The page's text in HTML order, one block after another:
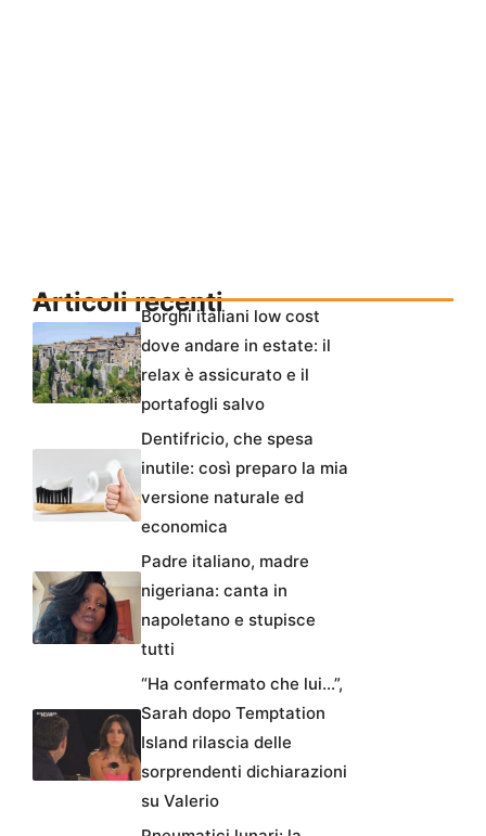
Articoli recentiBorghi italiani low cost
dove andare in estate: il
relax è assicurato e il
portafogli salvo
Dentifricio, che spesa
inutile: così preparo la mia
versione naturale ed
economica
Padre italiano, madre
nigeriana: canta in
napoletano e stupisce
tutti
“Ha confermato che lui…”,
Sarah dopo Temptation
Island rilascia delle
sorprendenti dichiarazioni
su Valerio